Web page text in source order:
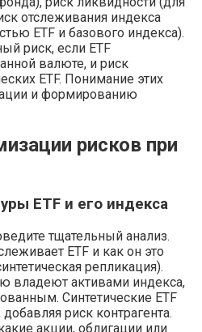
отслеживания индекса
ETF и базового индекса).
риск, если ETF
валюте, и риск
ETF. Понимание этих
и формированию
рисков при
ETF и его индекса
тщательный анализ.
ETF и как он это
репликация).
владеют активами индекса,
Синтетические ETF
риск контрагента.
акции, облигации или